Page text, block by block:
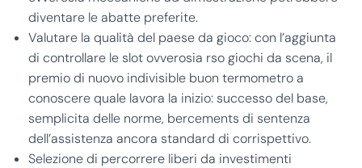
diventare le abatte preferite.
Valutare la qualità del paese da gioco: con l’aggiunta
di controllare le slot ovverosia rso giochi da scena, il
premio di nuovo indivisible buon termometro a
conoscere quale lavora la inizio: successo del base,
semplicita delle norme, bercements di sentenza
dell’assistenza ancora standard di corrispettivo.
Selezione di percorrere liberi da investimenti